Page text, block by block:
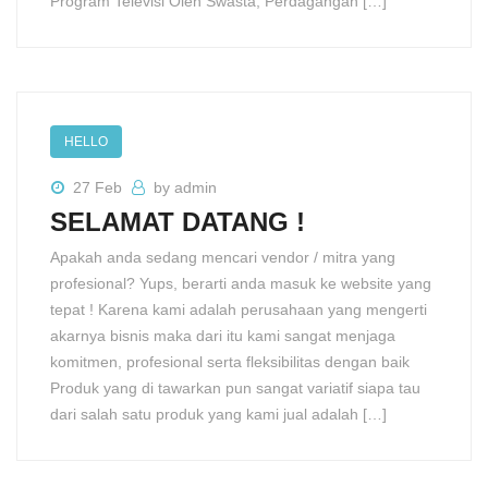
HELLO
27 Feb by admin
SELAMAT DATANG !
Apakah anda sedang mencari vendor / mitra yang
profesional? Yups, berarti anda masuk ke website yang
tepat ! Karena kami adalah perusahaan yang mengerti
akarnya bisnis maka dari itu kami sangat menjaga
komitmen, profesional serta fleksibilitas dengan baik
Produk yang di tawarkan pun sangat variatif siapa tau
dari salah satu produk yang kami jual adalah […]